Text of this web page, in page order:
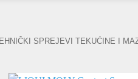
SPREJEVI TEKUĆINE I